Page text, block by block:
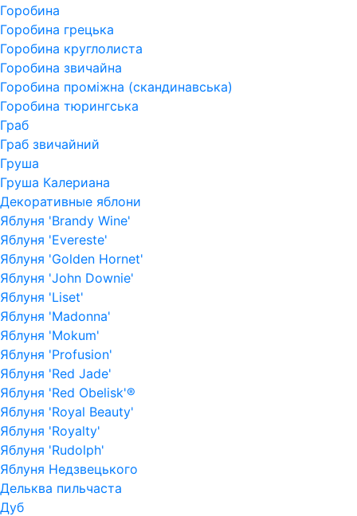
Горобина
Горобина грецька
Горобина круглолиста
Горобина звичайна
Горобина проміжна (скандинавська)
Горобина тюрингська
Граб
Граб звичайний
Груша
Груша Калериана
Декоративные яблони
Яблуня 'Brandy Wine'
Яблуня 'Evereste'
Яблуня 'Golden Hornet'
Яблуня 'John Downie'
Яблуня 'Liset'
Яблуня 'Madonna'
Яблуня 'Mokum'
Яблуня 'Profusion'
Яблуня 'Red Jade'
Яблуня 'Red Obelisk'®
Яблуня 'Royal Beauty'
Яблуня 'Royalty'
Яблуня 'Rudolph'
Яблуня Недзвецького
Дельква пильчаста
Дуб